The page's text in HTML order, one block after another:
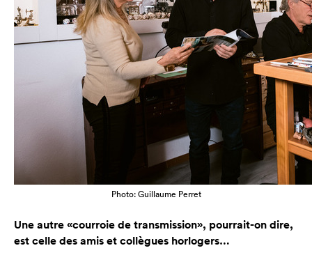
Photo: Guillaume Perret
Une autre «courroie de transmission», pourrait-on dire,
est celle des amis et collègues horlogers…